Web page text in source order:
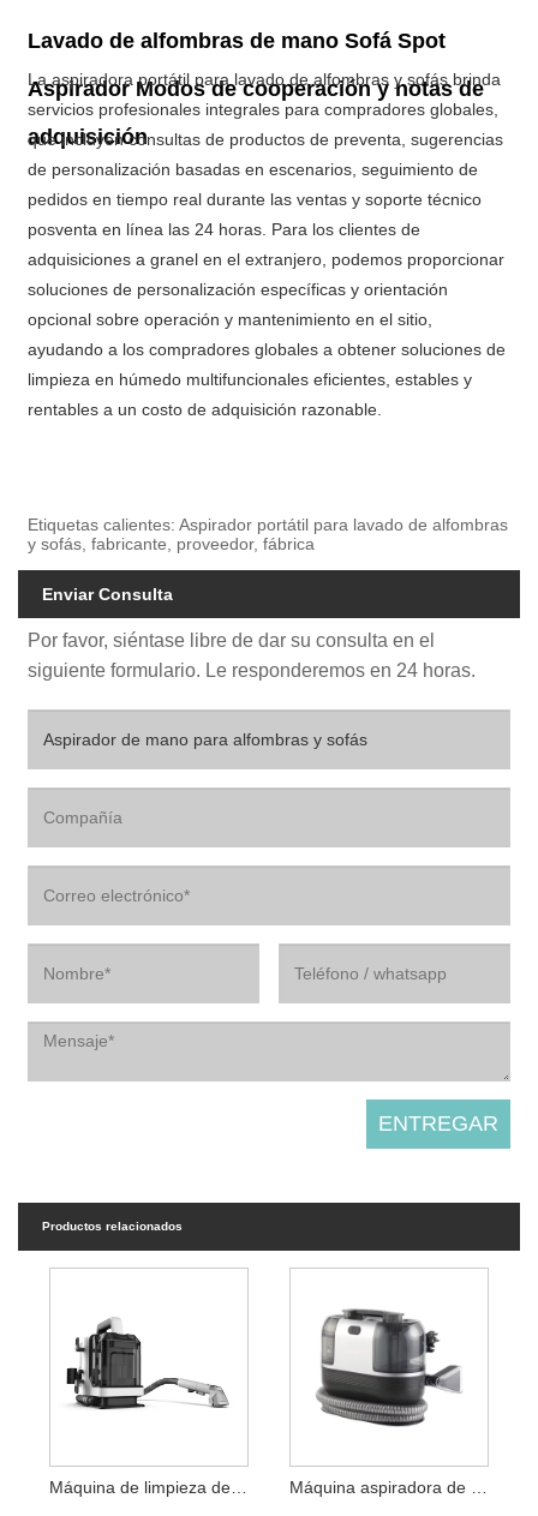
Lavado de alfombras de mano Sofá Spot
Aspirador Modos de cooperación y notas de
adquisición
La aspiradora portátil para lavado de alfombras y sofás brinda
servicios profesionales integrales para compradores globales,
que incluyen consultas de productos de preventa, sugerencias
de personalización basadas en escenarios, seguimiento de
pedidos en tiempo real durante las ventas y soporte técnico
posventa en línea las 24 horas. Para los clientes de
adquisiciones a granel en el extranjero, podemos proporcionar
soluciones de personalización específicas y orientación
opcional sobre operación y mantenimiento en el sitio,
ayudando a los compradores globales a obtener soluciones de
limpieza en húmedo multifuncionales eficientes, estables y
rentables a un costo de adquisición razonable.
Etiquetas calientes: Aspirador portátil para lavado de alfombras
y sofás, fabricante, proveedor, fábrica
Enviar Consulta
Por favor, siéntase libre de dar su consulta en el
siguiente formulario. Le responderemos en 24 horas.
Productos relacionados
Máquina de limpieza de alfombras aspiradora limpiadora libre de contaminación separada